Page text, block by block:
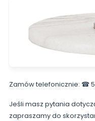
Zamów telefonicznie: ☎
Jeśli masz pytania
zapraszamy do